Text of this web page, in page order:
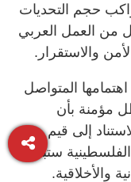
حجم التحديات
من العمل العربي
والاستقرار.
المتواصل
مؤمنة بأن
إلى قيم
الفلسطينية ستبقى
والأخلاقية.